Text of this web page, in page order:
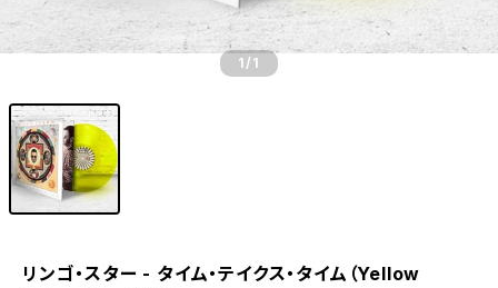
1 /1
リンゴ・スター - タイム・テイクス・タイム（Yellow